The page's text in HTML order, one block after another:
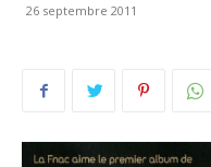
26 septembre 2011